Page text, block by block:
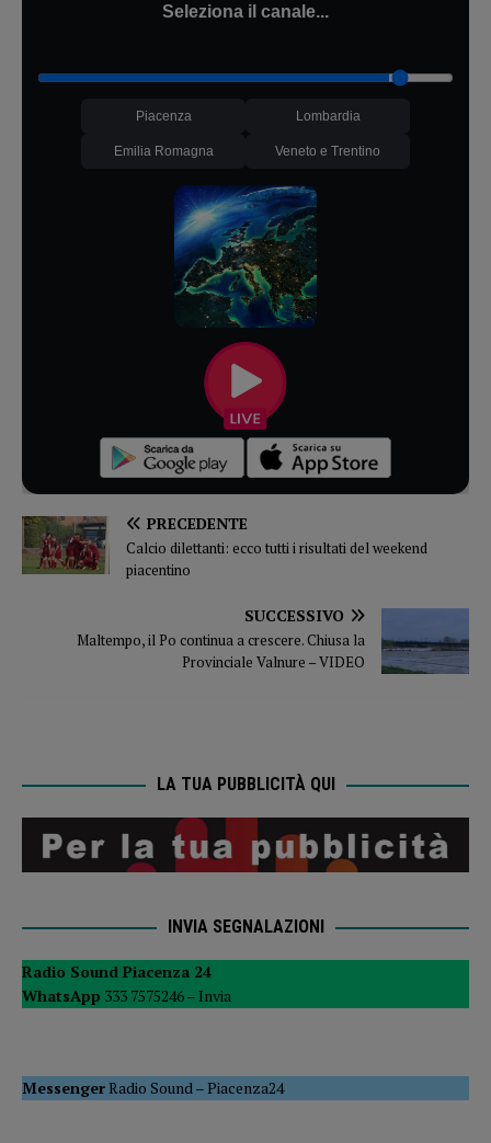
Seleziona il canale...
Piacenza Lombardia
Emilia Romagna Veneto e Trentino
PRECEDENTE
Calcio dilettanti: ecco tutti i risultati del weekend
piacentino
SUCCESSIVO
Maltempo, il Po continua a crescere. Chiusa la
Provinciale Valnure – VIDEO
LA TUA PUBBLICITÀ QUI
INVIA SEGNALAZIONI
Radio Sound Piacenza 24
WhatsApp 333 7575246 – Invia
MessengerRadio Sound–Piacenza24